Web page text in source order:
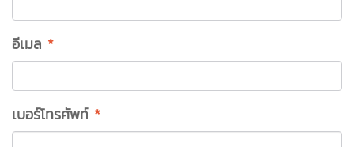
อีเมล *
เบอร์โทรศัพท์*